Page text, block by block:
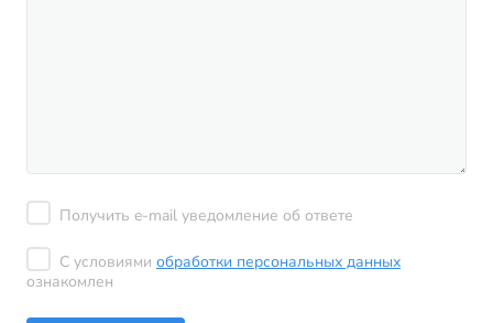
Получить e-mail уведомление об ответе
С условиями обработки персональных данных
ознакомлен